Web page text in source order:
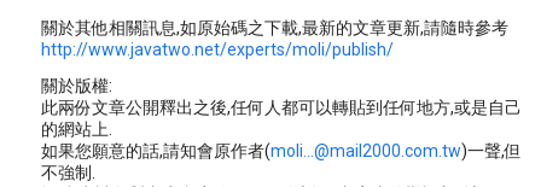
關於其他相關訊息,如原始碼之下載,最新的文章更新,請隨時參考
http://www.javatwo.net/experts/moli/publish/
關於版權:
此兩份文章公開釋出之後,任何人都可以轉貼到任何地方,或是自己
的網站上.
如果您願意的話,請知會原作者(moli...@mail2000.com.tw)一聲,但
不強制.